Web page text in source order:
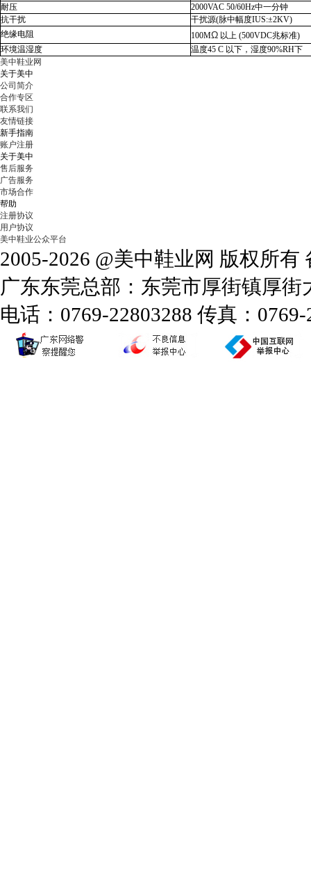
耐压
2000VAC 50/60Hz中一分钟
抗干扰
干扰源(脉中幅度IUS:±2KV)
绝缘电阻
100MΩ 以上 (500VDC兆标准)
环境温湿度
温度45 C 以下，湿度90%RH下
美中鞋业网
关于美中
公司简介
合作专区
联系我们
友情链接
新手指南
账户注册
关于美中
售后服务
广告服务
市场合作
帮助
注册协议
用户协议
美中鞋业公众平台
2005-2026 @美中鞋业网 版权所有
广东东莞总部：东莞市厚街镇厚
电话：0769-22803288 传真：0769-